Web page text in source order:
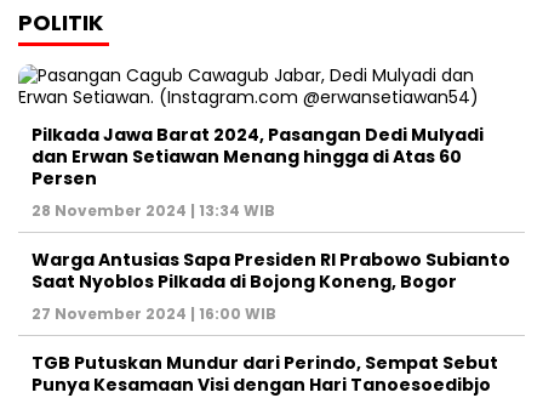
POLITIK
Pilkada Jawa Barat 2024, Pasangan Dedi Mulyadi
dan Erwan Setiawan Menang hingga di Atas 60
Persen
28 November 2024 | 13:34 WIB
Warga Antusias Sapa Presiden RI Prabowo Subianto
Saat Nyoblos Pilkada di Bojong Koneng, Bogor
27 November 2024 | 16:00 WIB
TGB Putuskan Mundur dari Perindo, Sempat Sebut
Punya Kesamaan Visi dengan Hari Tanoesoedibjo